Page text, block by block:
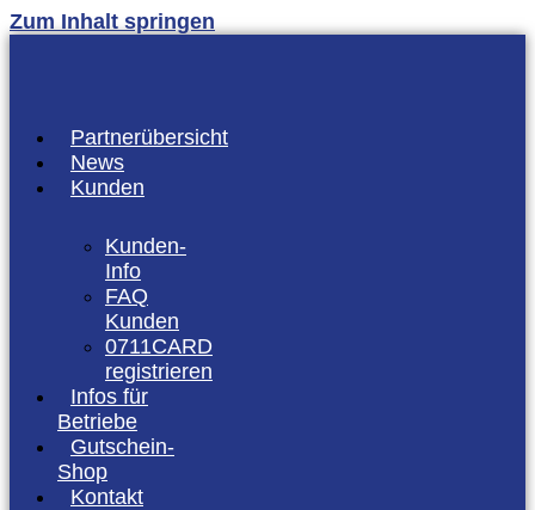
Zum Inhalt springen
Partnerübersicht
News
Kunden
Kunden-
Info
FAQ
Kunden
0711CARD
registrieren
Infos für
Betriebe
Gutschein-
Shop
Kontakt